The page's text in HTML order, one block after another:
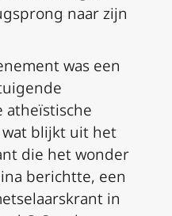
naar zijn
was een
blijkt uit het
die het wonder
berichtte, een
in